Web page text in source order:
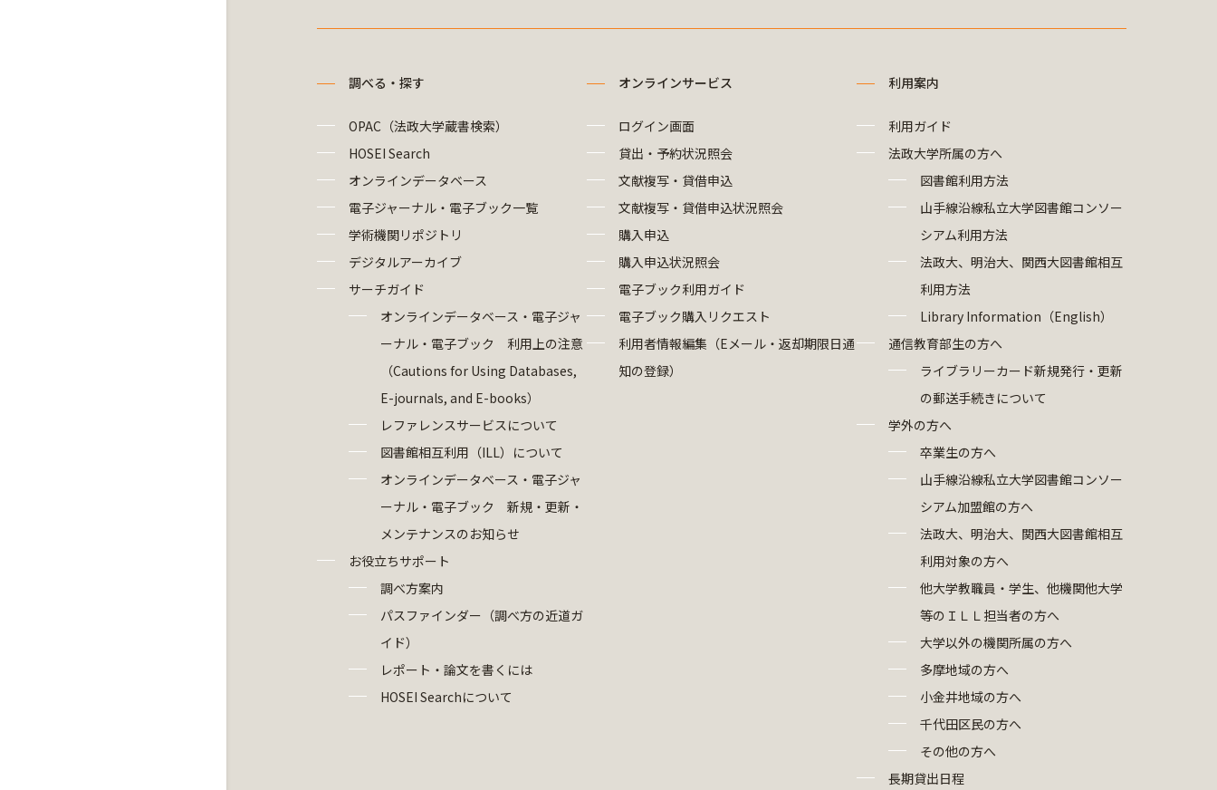
調べる・探す
OPAC（法政大学蔵書検索）
HOSEI Search
オンラインデータベース
電子ジャーナル・電子ブック一覧
学術機関リポジトリ
デジタルアーカイブ
サーチガイド
オンラインデータベース・電子ジャ
ーナル・電子ブック 利用上の注意
（Cautions for Using Databases,
E-journals, and E-books）
レファレンスサービスについて
図書館相互利用（ILL）について
オンラインデータベース・電子ジャ
ーナル・電子ブック 新規・更新・
メンテナンスのお知らせ
お役立ちサポート
調べ方案内
パスファインダー（調べ方の近道ガ
イド）
レポート・論文を書くには
HOSEI Searchについて
オンラインサービス
ログイン画面
貸出・予約状況照会
文献複写・貸借申込
文献複写・貸借申込状況照会
購入申込
購入申込状況照会
電子ブック利用ガイド
電子ブック購入リクエスト
利用者情報編集（Eメール・返却期限日通
知の登録）
利用案内
利用ガイド
法政大学所属の方へ
図書館利用方法
山手線沿線私立大学図書館コンソー
シアム利用方法
法政大、明治大、関西大図書館相互
利用方法
Library Information（English）
通信教育部生の方へ
ライブラリーカード新規発行・更新
の郵送手続きについて
学外の方へ
卒業生の方へ
山手線沿線私立大学図書館コンソー
シアム加盟館の方へ
法政大、明治大、関西大図書館相互
利用対象の方へ
他大学教職員・学生、他機関他大学
等のＩＬＬ担当者の方へ
大学以外の機関所属の方へ
多摩地域の方へ
小金井地域の方へ
千代田区民の方へ
その他の方へ
長期貸出日程